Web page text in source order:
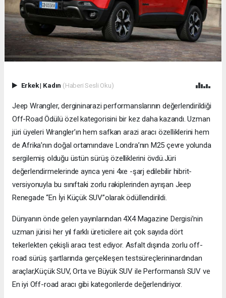
Erkek| Kadın (Haberi Sesli Oku)
Jeep Wrangler, dergininarazi performanslarının değerlendirildiği
Off-Road Ödülü özel kategorisini bir kez daha kazandı. Uzman
jüri üyeleri Wrangler’ın hem safkan arazi aracı özelliklerini hem
de Afrika’nın doğal ortamındave Londra’nın M25 çevre yolunda
sergilemiş olduğu üstün sürüş özelliklerini övdü.Jüri
değerlendirmelerinde ayrıca yeni 4xe -şarj edilebilir hibrit-
versiyonuyla bu sınıftaki zorlu rakiplerinden ayrışan Jeep
Renegade “En İyi Küçük SUV”olarak ödüllendirildi.
Dünyanın önde gelen yayınlarından 4X4 Magazine Dergisi’nin
uzman jürisi her yıl farklı üreticilere ait çok sayıda dört
tekerlekten çekişli aracı test ediyor. Asfalt dışında zorlu off-
road sürüş şartlarında gerçekleşen testsüreçlerininardından
araçlar,Küçük SUV, Orta ve Büyük SUV ile Performanslı SUV ve
En iyi Off-road aracı gibi kategorilerde değerlendiriyor.